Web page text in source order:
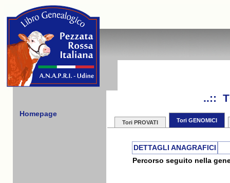
Homepage
..::
Tori PROVATI Tori GENOMICI
DETTAGLI ANAGRAFICI
Percorso seguito nella